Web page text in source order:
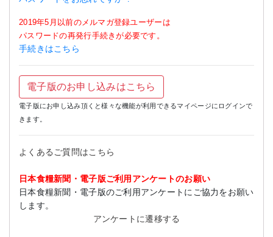
2019年5月以前のメルマガ登録ユーザーは
パスワードの再発行手続きが必要です。
手続きはこちら
電子版のお申し込みはこちら
電子版にお申し込み頂くと様々な機能が利用できるマイページにログインで
きます。
よくあるご質問はこちら
日本食糧新聞・電子版ご利用アンケートのお願い
日本食糧新聞・電子版のご利用アンケートにご協力をお願い
します。
アンケートに遷移する